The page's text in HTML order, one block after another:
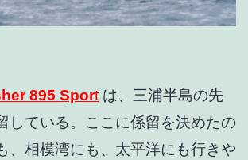
895 Sport は、三浦半島の先
している。ここに係留を決めたの
、相模湾にも、太平洋にも行きや